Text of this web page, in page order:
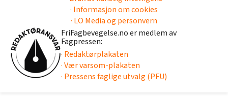
· Informasjon om cookies
· LO Media og personvern
FriFagbevegelse.no er medlem av
Fagpressen:
· Redaktørplakaten
· Vær varsom-plakaten
· Pressens faglige utvalg (PFU)